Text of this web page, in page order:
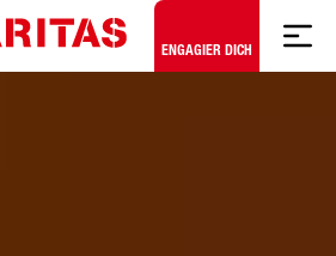
Zum Hauptinhalt springen
ENGAGIER DICH